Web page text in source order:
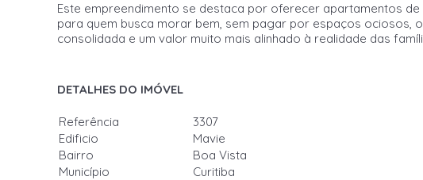
Este empreendimento se destaca por oferecer apartamentos
para quem busca morar bem, sem pagar por espaços ociosos,
consolidada e um valor muito mais alinhado à realidade das
DETALHES DO IMÓVEL
Referência
3307
Edificio
Mavie
Bairro
Boa Vista
Município
Curitiba